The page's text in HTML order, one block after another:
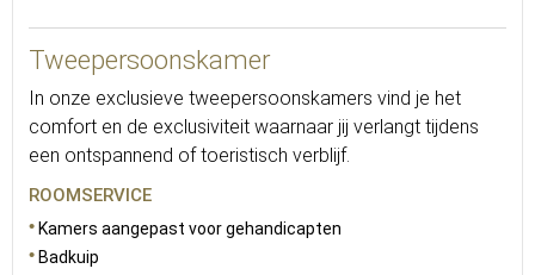
Tweepersoonskamer
In onze exclusieve tweepersoonskamers vind je het
comfort en de exclusiviteit waarnaar jij verlangt tijdens
een ontspannend of toeristisch verblijf.
ROOMSERVICE
Kamers aangepast voor gehandicapten
Badkuip